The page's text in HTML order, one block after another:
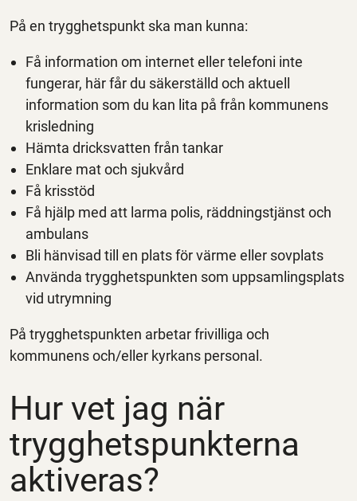
På en trygghetspunkt ska man kunna:
Få information om internet eller telefoni inte
fungerar, här får du säkerställd och aktuell
information som du kan lita på från kommunens
krisledning
Hämta dricksvatten från tankar
Enklare mat och sjukvård
Få krisstöd
Få hjälp med att larma polis, räddningstjänst och
ambulans
Bli hänvisad till en plats för värme eller sovplats
Använda trygghetspunkten som uppsamlingsplats
vid utrymning
På trygghetspunkten arbetar frivilliga och
kommunens och/eller kyrkans personal.
Hur vet jag när
trygghetspunkterna
aktiveras?